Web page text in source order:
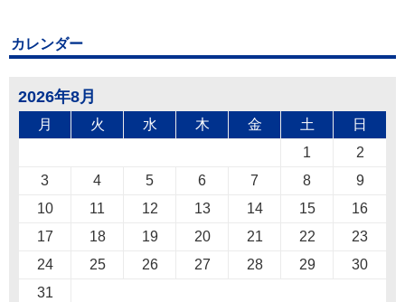
カレンダー
2026年8月
月 火 水 木 金 土 日
1
2
3
4 5 6 7 8
9
10
11 12 13 14 15
16
17
18 19 20 21 22
23
24
25 26 27 28 29
30
31